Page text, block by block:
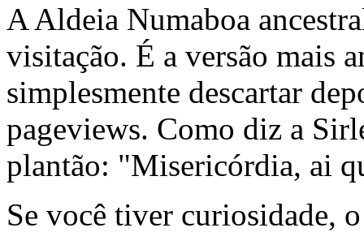
A Aldeia Numaboa
visitação. É a versão mais
simplesmente descartar
pageviews. Como diz a
plantão: "Misericórdia, ai
Se você tiver curiosidade,